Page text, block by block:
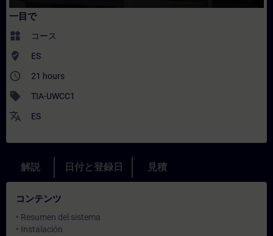
一目で
widgets コース
where_to_vote ES
access_time 21 hours
sell TIA-UWCC1
translate ES
解説 日付と登録日 見積
コンテンツ
• Resumen del sistema
• Instalación